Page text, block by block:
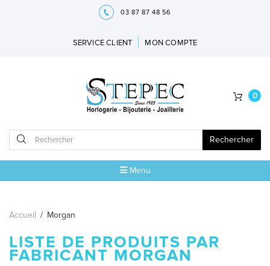
03 87 87 48 56
SERVICE CLIENT MON COMPTE
Rechercher
0
Menu
5ÈME AVENUE
Accueil / Morgan
LISTE DE PRODUITS PAR
FABRICANT MORGAN